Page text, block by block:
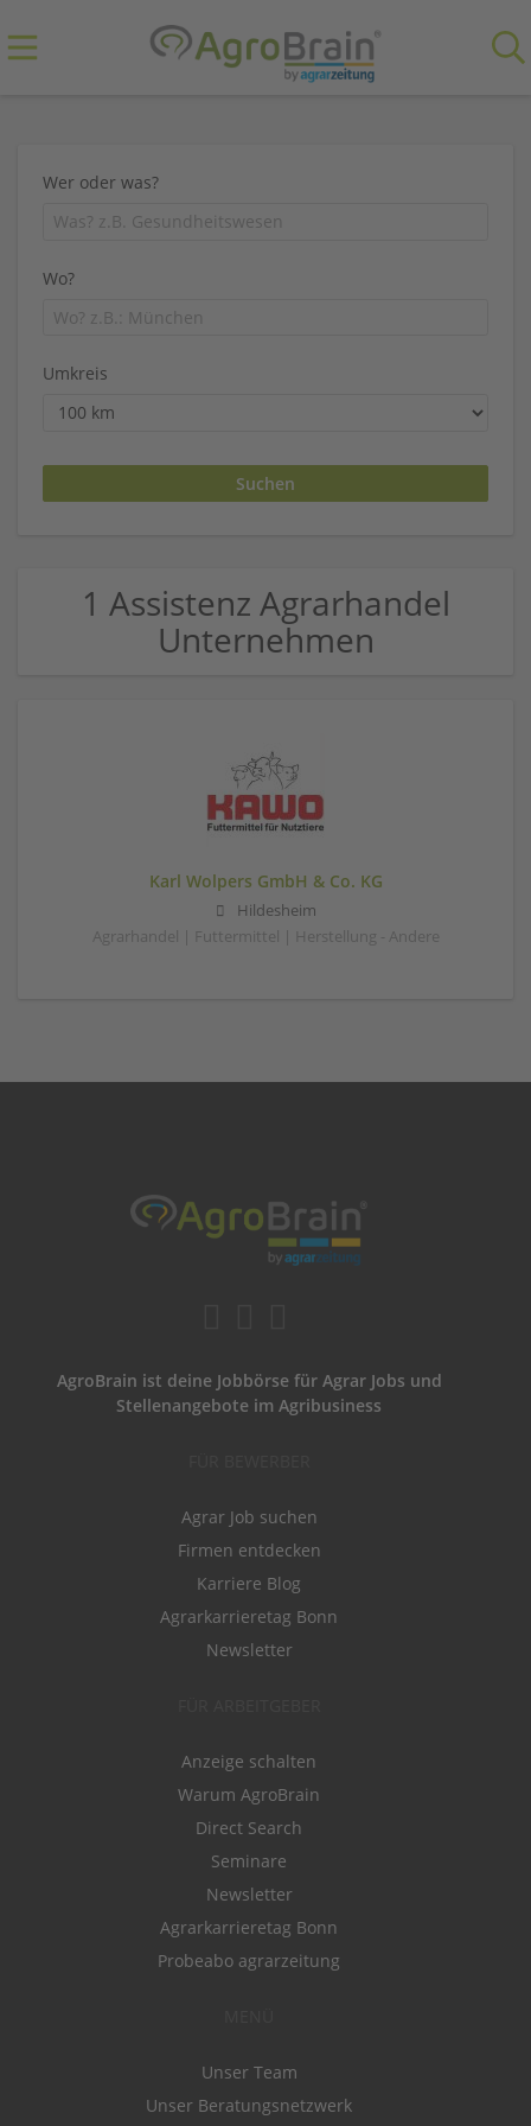
Wer oder was?
Wo?
Umkreis
1 Assistenz Agrarhandel
Unternehmen
Karl Wolpers GmbH & Co. KG
Hildesheim
Agrarhandel | Futtermittel | Herstellung - Andere
AgroBrain ist deine Jobbörse für Agrar Jobs und
Stellenangebote im Agribusiness
Agrar Job suchen
Firmen entdecken
Karriere Blog
Agrarkarrieretag Bonn
Newsletter
Anzeige schalten
Warum AgroBrain
Direct Search
Seminare
Newsletter
Agrarkarrieretag Bonn
Probeabo agrarzeitung
Unser Team
Unser Beratungsnetzwerk